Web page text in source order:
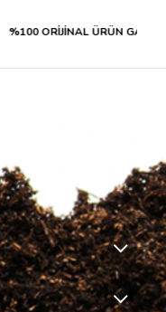
%100 ORİJİNAL ÜRÜN